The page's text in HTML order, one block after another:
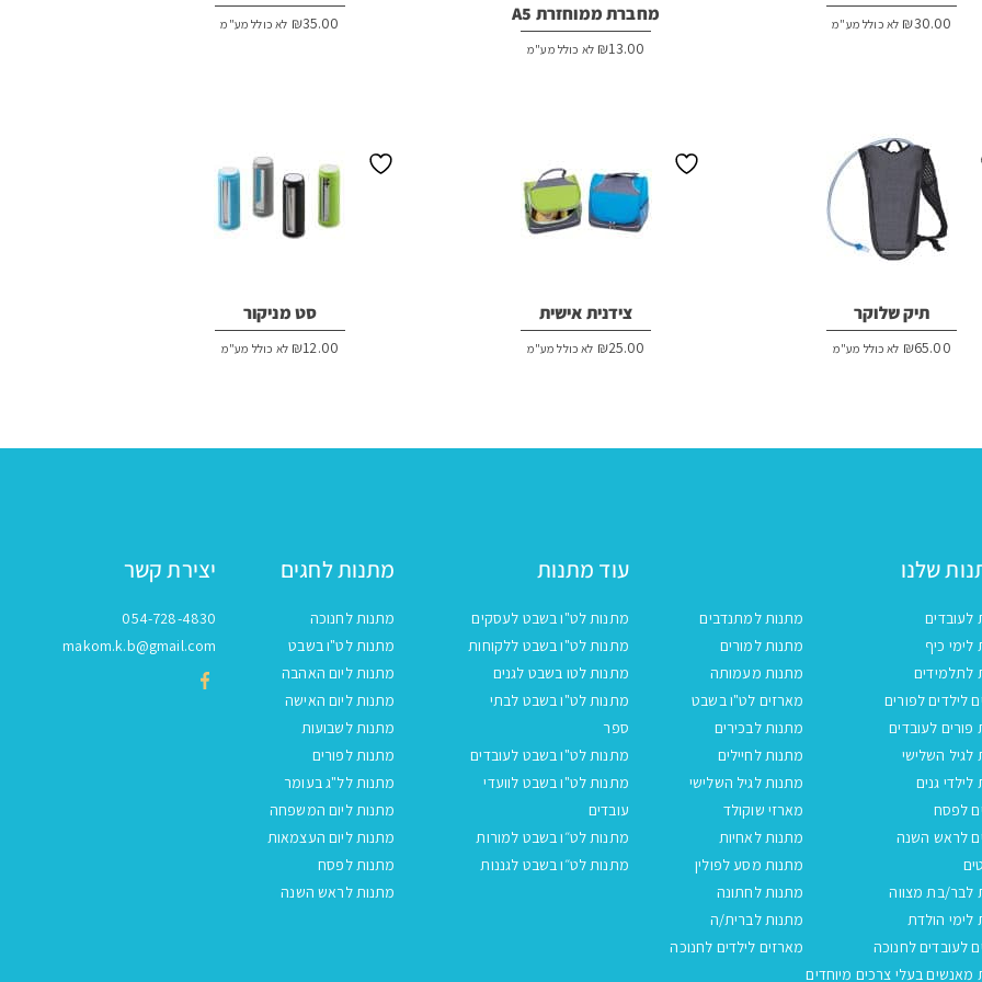
₪30.00 לא כולל מע"מ מחברת ממוחזרת A5
₪13.00 לא כולל מע"מ
₪35.00 לא כולל מע"מ
תיק שלוקר
₪65.00 לא כולל מע"מ
צידנית אישית
₪25.00 לא כולל מע"מ
סט מניקור
₪12.00 לא כולל מע"מ
שלנו
לעובדים
מתנות למתנדבים
לימי כיף
מתנות למורים
לתלמידים
מתנות מעמותה
לילדים לפורים
מארזים לט"ו בשבט
פורים לעובדים
מתנות לבכירים
לגיל השלישי
מתנות לחיילים
גנים
מתנות לגיל השלישי
לפסח
מארזי שוקולד
לראש השנה
מתנות לאחיות
מתנות מסע לפולין
לבר/בת מצווה
מתנות לחתונה
לימי הולדת
מתנות לברית/ה
לעובדים לחנוכה
מארזים לילדים לחנוכה
מאנשים בעלי צרכים מיוחדים
עוד מתנות
מתנות לט"ו בשבט לעסקים
מתנות לט"ו בשבט ללקוחות
מתנות לטו בשבט לגנים
מתנות לט"ו בשבט לבתי
ספר
מתנות לט"ו בשבט לעובדים
מתנות לט"ו בשבט לוועדי
עובדים
מתנות לט״ו בשבט למורות
מתנות לט״ו בשבט לגננות
מתנות לחגים
מתנות לחנוכה
מתנות לט"ו בשבט
מתנות ליום האהבה
מתנות ליום האישה
מתנות לשבועות
מתנות לפורים
מתנות לל"ג בעומר
מתנות ליום המשפחה
מתנות ליום העצמאות
מתנות לפסח
מתנות לראש השנה
יצירת קשר
054-728-4830
makom.k.b@gmail.com